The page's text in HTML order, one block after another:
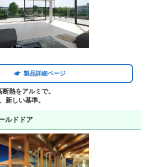
製品詳細ページ
熱をアルミで。
新しい基準。
ルドドア